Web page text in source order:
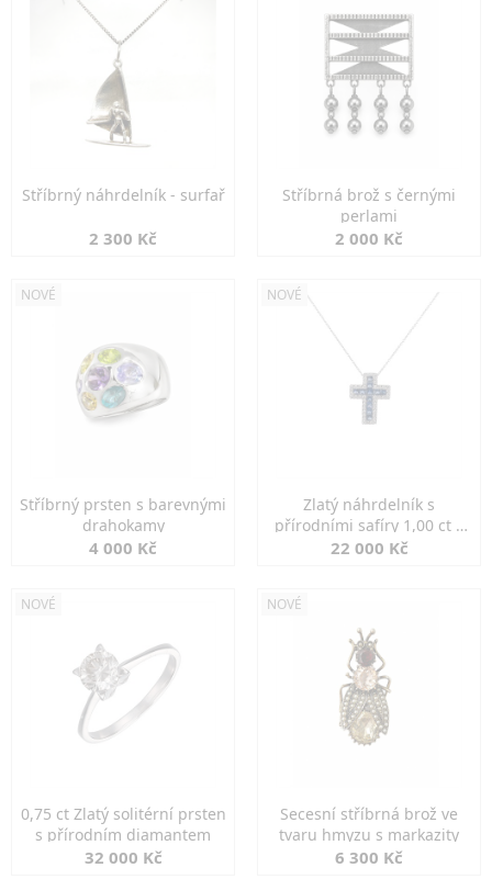
Stříbrný náhrdelník - surfař
2 300 Kč
Stříbrná brož s černými
perlami
2 000 Kč
NOVÉ
Stříbrný prsten s barevnými
drahokamy
4 000 Kč
NOVÉ
Zlatý náhrdelník s
přírodními safíry 1,00 ct a
diamanty
22 000 Kč
NOVÉ
0,75 ct Zlatý solitérní prsten
s přírodním diamantem
32 000 Kč
NOVÉ
Secesní stříbrná brož ve
tvaru hmyzu s markazity
6 300 Kč